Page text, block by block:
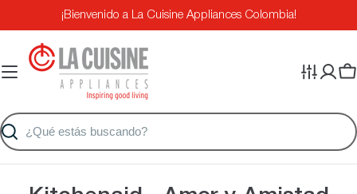
al
contenido
¡Bienvenido a La Cuisine Appliances Colombia!
Buscar